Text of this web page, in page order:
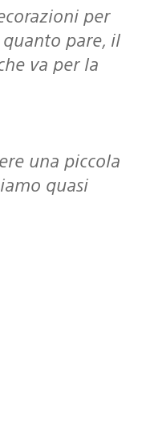
pare, il
va per la
una piccola
quasi